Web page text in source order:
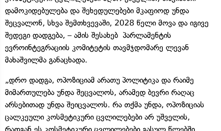
დამოკიდებულება და შეხედულებები მკაფიოდ უნდა
შეცვალონ, სხვა შემთხვევაში, 2028 წელი მოვა და იგივე
შედეგი დადგება, – ამის შესახებ პარლამენტის
ევროინტეგრაციის კომიტეტის თავმჯდომარე ლევან
მახაშვილმა განაცხადა.
„დრო დადგა, ოპოზიციამ არათუ პოლიტიკა და რაიმე
მიმართულება უნდა შეცვალოს, არამედ ბევრი რაღაც
არსებითად უნდა შეიცვალოს. რა თქმა უნდა, ოპოზიციას
ცალკეული კოსმეტიკური ცვლილებები არ უშველის,